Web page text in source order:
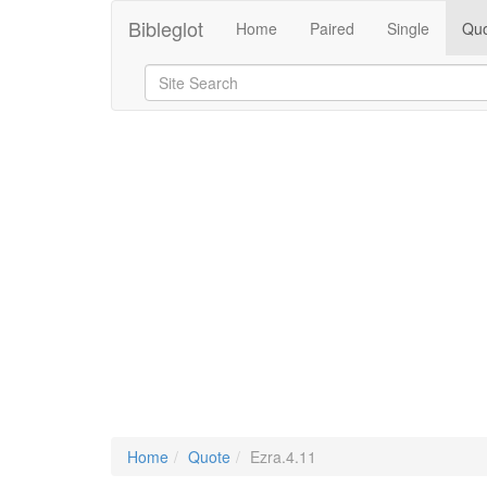
Bibleglot Home Paired Single
Home Quote Ezra.4.11